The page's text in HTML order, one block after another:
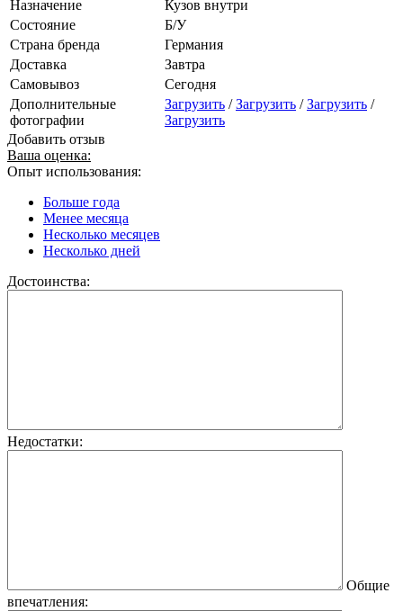
Назначение
Кузов внутри
Состояние
Б/У
Страна бренда
Германия
Доставка
Завтра
Самовывоз
Сегодня
Дополнительные
фотографии
Загрузить /Загрузить /Загрузить /
Загрузить
Добавить отзыв
Ваша оценка:
Опыт использования:
Больше года
Менее месяца
Несколько месяцев
Несколько дней
Достоинства:
Недостатки:
Общие
впечатления: